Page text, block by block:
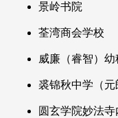
景岭书院
荃湾商会学校
威廉（睿智）幼
裘锦秋中学（元
圆玄学院妙法